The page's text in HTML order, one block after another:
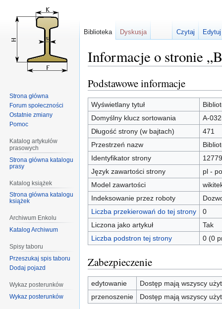
Informacje o stronie
Przejdź
do
nawigacji
Przejdź
do
wyszukiwania
Podstawowe informacje
Wyświetlany tytuł
Domyślny klucz sortowania
A-
Długość strony (w bajtach)
471
Przestrzeń nazw
Identyfikator strony
12779
Język zawartości strony
pl -
Model zawartości
Indeksowanie przez roboty
Liczba przekierowań do tej strony
0
Liczona jako artykuł
Tak
Liczba podstron tej strony
0 (0
Zabezpieczenie
edytowanie
Dostęp mają wszyscy
przenoszenie
Dostęp mają wszyscy
Biblioteka Dyskusja Czytaj
Strona główna
Forum społeczności
Ostatnie zmiany
Pomoc
Katalog artykułów
prasowych
Strona główna katalogu
prasy
Katalog książek
Strona główna katalogu
książek
Archiwum Enkolu
Katalog Archiwum
Spisy taboru
Przeszukaj spis taboru
Dodaj pojazd
Wykaz posterunków
Wykaz posterunków